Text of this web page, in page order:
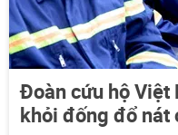
Đoàn cứu hộ Việt
khỏi đống đổ nát